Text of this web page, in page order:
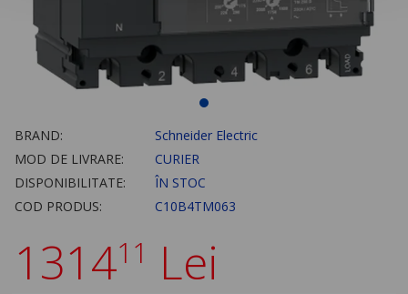
BRAND:
Schneider Electric
MOD DE LIVRARE:
CURIER
DISPONIBILITATE:
ÎN STOC
COD PRODUS:
C10B4TM063
131411 Lei